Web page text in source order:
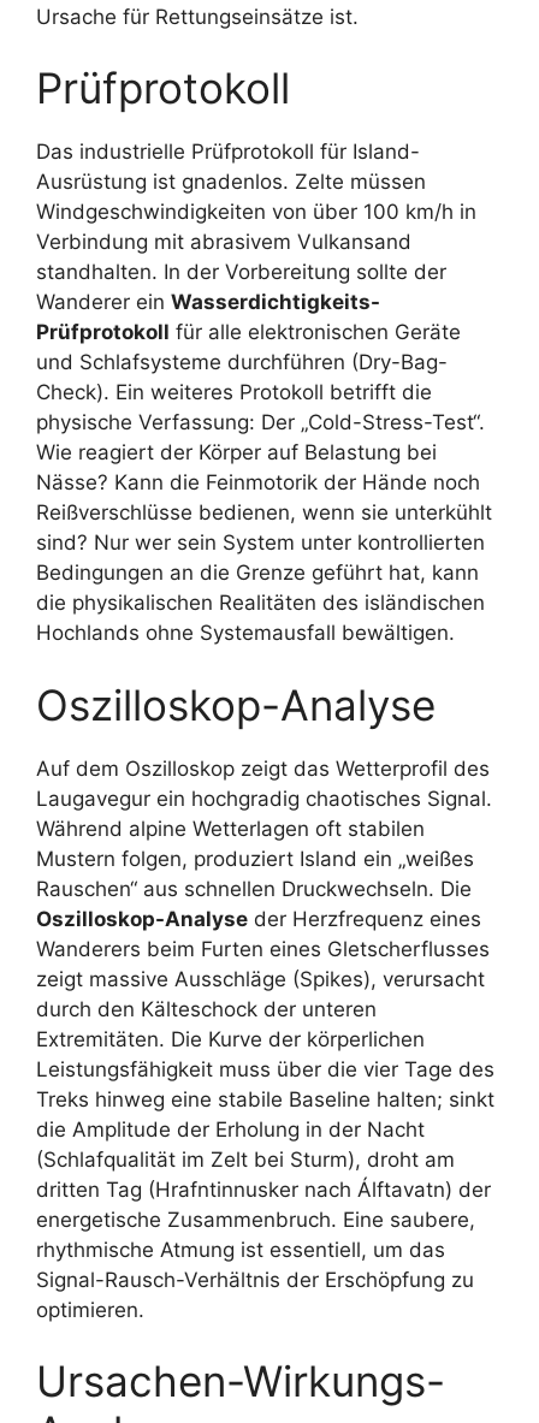
Ursache für Rettungseinsätze ist.
Prüfprotokoll
Das industrielle Prüfprotokoll für Island-
Ausrüstung ist gnadenlos. Zelte müssen
Windgeschwindigkeiten von über 100 km/h in
Verbindung mit abrasivem Vulkansand
standhalten. In der Vorbereitung sollte der
Wanderer ein Wasserdichtigkeits-
Prüfprotokoll für alle elektronischen Geräte
und Schlafsysteme durchführen (Dry-Bag-
Check). Ein weiteres Protokoll betrifft die
physische Verfassung: Der „Cold-Stress-Test“.
Wie reagiert der Körper auf Belastung bei
Nässe? Kann die Feinmotorik der Hände noch
Reißverschlüsse bedienen, wenn sie unterkühlt
sind? Nur wer sein System unter kontrollierten
Bedingungen an die Grenze geführt hat, kann
die physikalischen Realitäten des isländischen
Hochlands ohne Systemausfall bewältigen.
Oszilloskop-Analyse
Auf dem Oszilloskop zeigt das Wetterprofil des
Laugavegur ein hochgradig chaotisches Signal.
Während alpine Wetterlagen oft stabilen
Mustern folgen, produziert Island ein „weißes
Rauschen“ aus schnellen Druckwechseln. Die
Oszilloskop-Analyse der Herzfrequenz eines
Wanderers beim Furten eines Gletscherflusses
zeigt massive Ausschläge (Spikes), verursacht
durch den Kälteschock der unteren
Extremitäten. Die Kurve der körperlichen
Leistungsfähigkeit muss über die vier Tage des
Treks hinweg eine stabile Baseline halten; sinkt
die Amplitude der Erholung in der Nacht
(Schlafqualität im Zelt bei Sturm), droht am
dritten Tag (Hrafntinnusker nach Álftavatn) der
energetische Zusammenbruch. Eine saubere,
rhythmische Atmung ist essentiell, um das
Signal-Rausch-Verhältnis der Erschöpfung zu
optimieren.
Ursachen-Wirkungs-